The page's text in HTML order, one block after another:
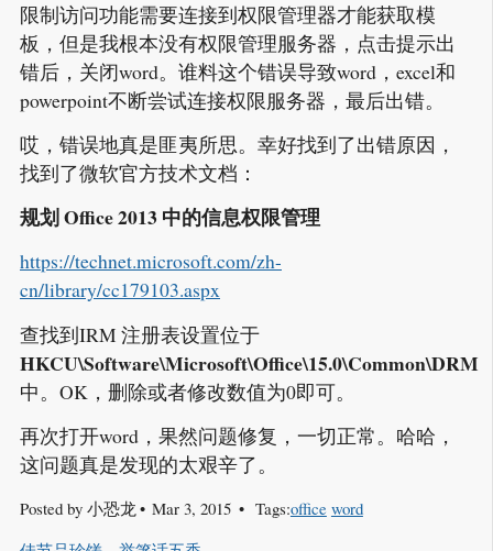
限制访问功能需要连接到权限管理器才能获取模
板，但是我根本没有权限管理服务器，点击提示出
错后，关闭word。谁料这个错误导致word，excel和
powerpoint不断尝试连接权限服务器，最后出错。
哎，错误地真是匪夷所思。幸好找到了出错原因，
找到了微软官方技术文档：
规划 Office 2013 中的信息权限管理
https://technet.microsoft.com/zh-
cn/library/cc179103.aspx
查找到IRM 注册表设置位于
HKCU\Software\Microsoft\Office\15.0\Common\DRM
中。OK，删除或者修改数值为0即可。
再次打开word，果然问题修复，一切正常。哈哈，
这问题真是发现的太艰辛了。
Posted by 小恐龙 Mar 3, 2015 Tags:office word